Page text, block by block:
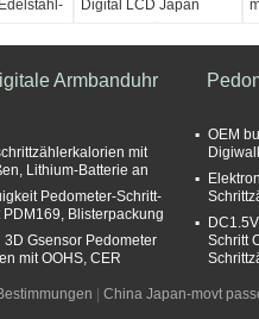
Digital LCD Japan
Armbanduhr
mit
Lithium-Batterie an
Pedometer-Schritt-
Blisterpackung
3D Gsensor Pedometer
mit OOHS, CER
OEM
Schritt
| China Japan-movt